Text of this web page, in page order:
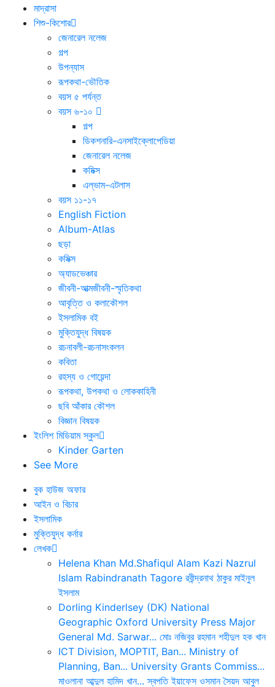
মাদ্রাসা
শিশু-কিশোর
জেনারেল নলেজ
গল্প
উপন্যাস
রূপকথা-ভৌতিক
বয়স ৫ পর্যন্ত
বয়স ৬-১০
গল্প
ডিকশনারি-এনসাইক্লোপেডিয়া
জেনারেল নলেজ
কমিক্স
এল্ভাম-এটলাস
বয়স ১১-১৭
English Fiction
Album-Atlas
ছড়া
কমিক্স
অ্যাডভেঞ্চার
জীবনী-আত্মজীবনী-স্মৃতিকথা
আবৃত্তি ও কলাকৌশল
ইসলামিক বই
মুক্তিযুদ্ধ বিষয়ক
রচনাবলী-রচনাসংকলন
কবিতা
রহস্য ও গোয়েন্দা
রূপকথা, উপকথা ও লোককাহিনী
ছবি আঁকার কৌশল
বিজ্ঞান বিষয়ক
ইংলিশ মিডিয়াম স্কুল
Kinder Garten
See More
বুক হাউজ অফার
আইন ও বিচার
ইসলামিক
মুক্তিযুদ্ধ কর্নার
লেখক
Helena Khan Md.Shafiqul Alam Kazi Nazrul
Islam Rabindranath Tagore রবীন্দ্রনাথ ঠাকুর মাইনুল
ইসলাম
Dorling Kinderlsey (DK) National
Geographic Oxford University Press Major
General Md. Sarwar... মোঃ নজিবুর রহমান শহীদুল হক খান
ICT Division, MOPTIT, Ban... Ministry of
Planning, Ban... University Grants Commiss...
মাওলানা আব্দুল হামিদ খান... স্বপতি ইয়াফেস ওসমান সৈয়দ আবুল